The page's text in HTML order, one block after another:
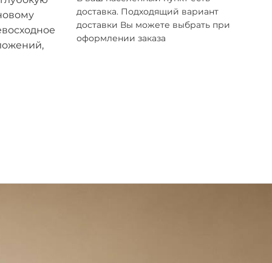
доставка. Подходящий вариант
доставки Вы можете выбрать при
оформлении заказа